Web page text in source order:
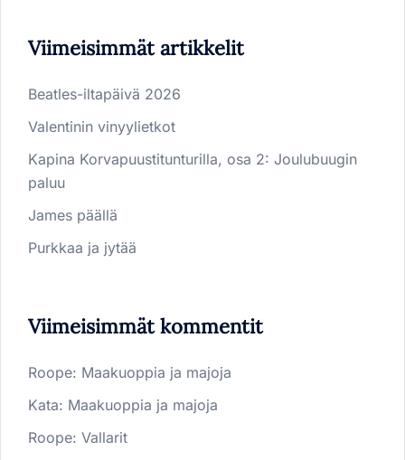
Viimeisimmät artikkelit
Beatles-iltapäivä 2026
Valentinin vinyylietkot
Kapina Korvapuustitunturilla, osa 2: Joulubuugin
paluu
James päällä
Purkkaa ja jytää
Viimeisimmät kommentit
Roope: Maakuoppia ja majoja
Kata: Maakuoppia ja majoja
Roope: Vallarit